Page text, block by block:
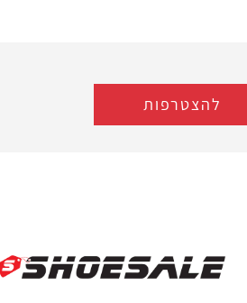
להצטרפות